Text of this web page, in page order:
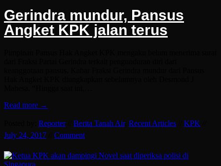
Gerindra mundur, Pansus
Angket KPK jalan terus
Read more →
Reporter Berita Tanah Air, Recent Articles KPK
July 24, 2017
Comment